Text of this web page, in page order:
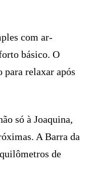
com ar-
básico. O
relaxar após
só à Joaquina,
A Barra da
de